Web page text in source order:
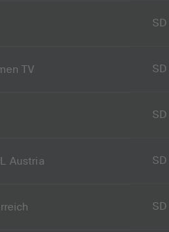
SD
TV SD
SD
Austria SD
SD